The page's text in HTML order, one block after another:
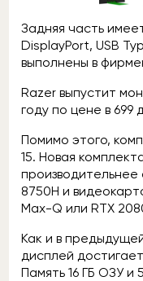
Задняя часть
DisplayPort, USB
выполнены в
Razer выпустит
году по цене в 699
Помимо этого,
15. Новая
8750H и
Max-Q или RTX
Как и в
дисплей
Память 16 ГБ ОЗУ и